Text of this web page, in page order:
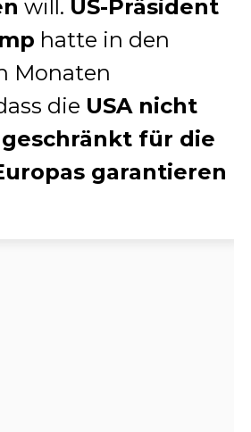
will. US-Präsident
hatte in den
Monaten
die USA nicht
für die
garantieren